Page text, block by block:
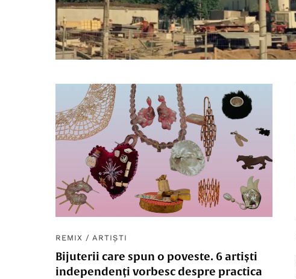
REMIX / ARTIȘTI
Bijuterii care spun o poveste. 6 artiști
independenți vorbesc despre practica